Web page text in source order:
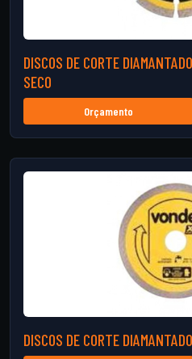
DISCOS DE CORTE
SECO
Orçamento
DISCOS DE CORTE